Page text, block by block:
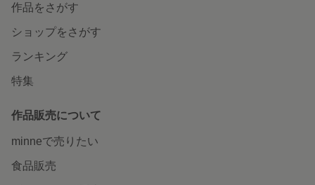
作品をさがす
ショップをさがす
ランキング
特集
作品販売について
minneで売りたい
食品販売